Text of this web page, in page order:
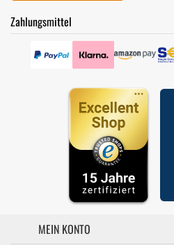
Zahlungsmittel
MEIN KONTO